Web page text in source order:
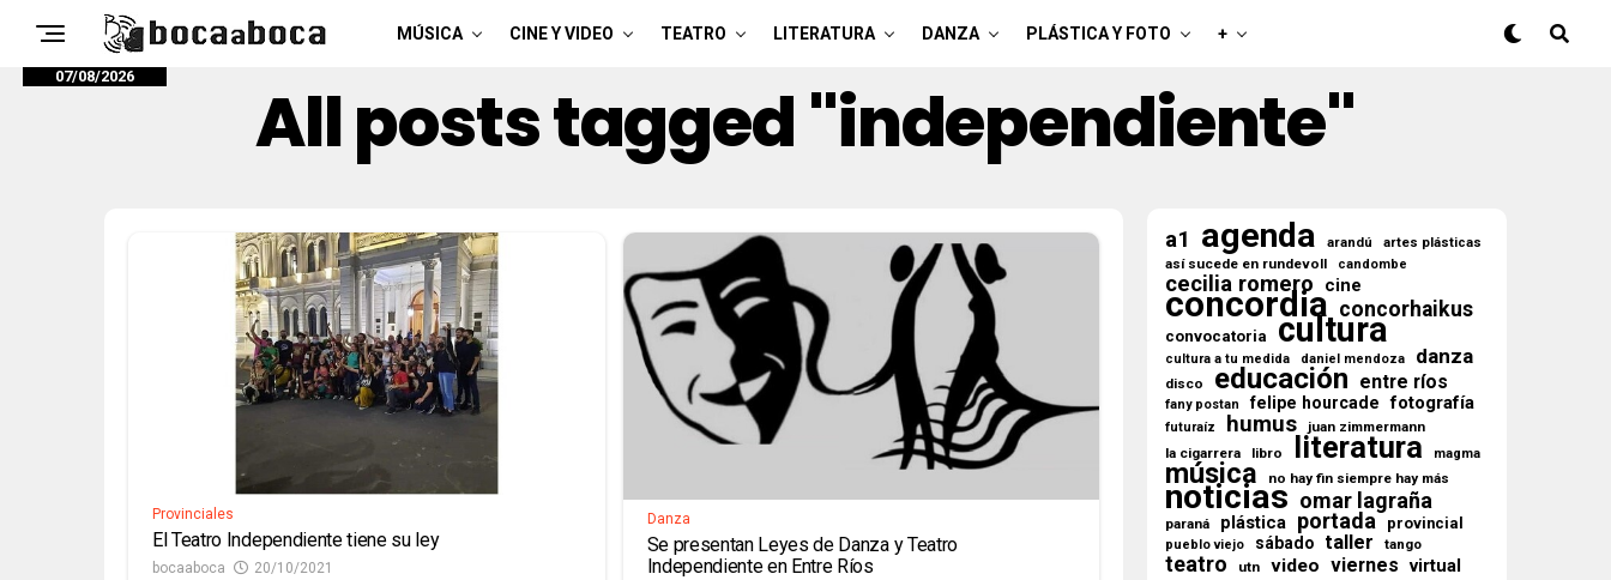
MÚSICA CINE Y VIDEO TEATRO LITERATURA DANZA PLÁSTICA Y FOTO +
07/08/2026 All posts tagged "independiente"
Provinciales
El Teatro Independiente tiene su ley
bocaaboca 20/10/2021
Danza
Se presentan Leyes de Danza y Teatro
Independiente en Entre Ríos
a1 agenda arandú artes plásticas
así sucede en rundevoll candombe
cecilia romero cine
concordia concorhaikus
convocatoria cultura
cultura a tu medida daniel mendoza danza
disco educación entre ríos
fany postan felipe hourcade fotografía
futuraíz humus
juan zimmermann
la cigarrera
libro literatura magma
música no hay fin siempre hay más
noticias omar lagraña
paraná plástica portada provincial
pueblo viejo sábado taller tango
teatro utn video viernes virtual